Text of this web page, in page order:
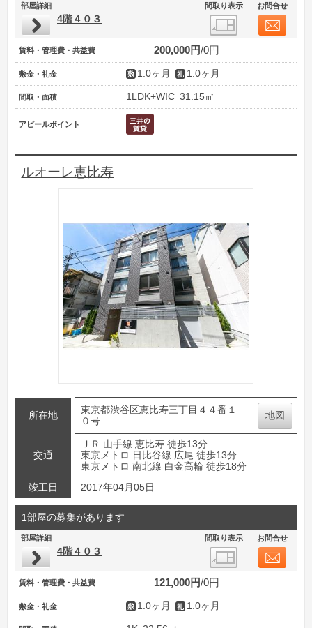
部屋詳細 間取り表示 お問合せ
4階４０３
賃料・管理費・共益費 200,000円 0円
敷金・礼金 1.0ヶ月 1.0ヶ月
間取・面積 1LDK+WIC 31.15㎡
アピールポイント
ルオーレ恵比寿
所在地
東京都渋谷区恵比寿三丁目４４番１
０号
地図
交通
ＪＲ 山手線 恵比寿 徒歩13分
東京メトロ 日比谷線 広尾 徒歩13分
東京メトロ 南北線 白金高輪 徒歩18分
竣工日
2017年04月05日
1部屋の募集があります
部屋詳細 間取り表示 お問合せ
4階４０３
賃料・管理費・共益費 121,000円 0円
敷金・礼金 1.0ヶ月 1.0ヶ月